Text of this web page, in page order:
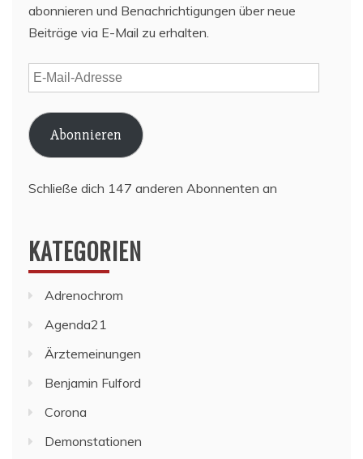
abonnieren und Benachrichtigungen über neue
Beiträge via E-Mail zu erhalten.
E-
Mail-
Adresse
Abonnieren
Schließe dich 147 anderen Abonnenten an
KATEGORIEN
Adrenochrom
Agenda21
Ärztemeinungen
Benjamin Fulford
Corona
Demonstationen